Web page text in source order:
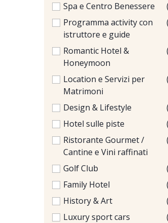
Spa e Centro Benessere
Programma activity con
istruttore e guide
Romantic Hotel &
Honeymoon
Location e Servizi per
Matrimoni
Design & Lifestyle
Hotel sulle piste
Ristorante Gourmet /
Cantine e Vini raffinati
Golf Club
Family Hotel
History & Art
Luxury sport cars